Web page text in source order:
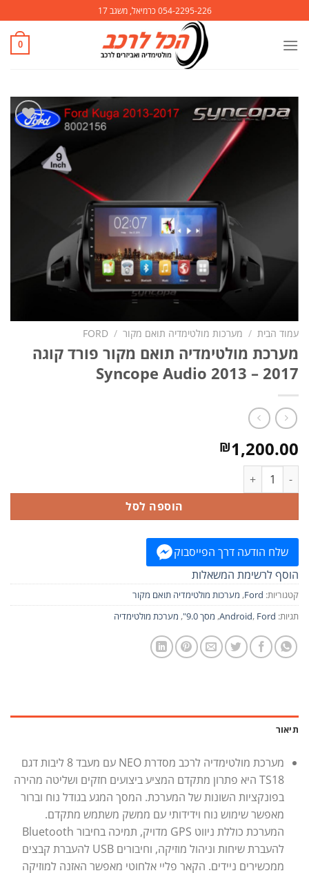
054-2295-226 כרמיאל, משגב 17
0
לרשימת
המשאלות
עמוד הבית / מערכות מולטימדיה תואם מקור /
FORD
מערכת מולטימדיה תואם מקור פורד קוגה
2017 – 2013 Syncope Audio
₪1,200.00
כמות של מערכת מולטימדיה תואם מקור פורד קוגה 2017 - 2013 Syncope Audio
הוספה לסל
שלח הודעה דרך הפייסבוק
הוסף לרשימת המשאלות
קטגוריות: Ford
, מערכות מולטימדיה תואם מקור
תגיות:
Android ,Ford
, מסך 9.0" , מערכת מולטימדיה
תיאור
מערכת מולטימדיה לרכב מסדרת NEO עם מעבד 8 ליבות דגם
TS18 היא פתרון מתקדם המציע ביצועים חזקים ושליטה מהירה
בפונקציות השונות של המערכת. המסך המגע בגודל נוח וברור
מאפשר שימוש נוח וידידותי עם ממשק משתמש מתקדם.
המערכת כוללת ניווט GPS מדויק, תמיכה בחיבור Bluetooth
להעברת שיחות וניהול מוזיקה, וחיבורים USB להעברת קבצים
ממכשירים ניידים. הקאר פליי אלחוטי מאפשר האזנה למוזיקה